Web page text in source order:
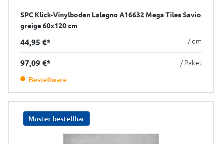
SPC Klick-Vinylboden Lalegno A16632 Mega Tiles Savio
greige 60x120 cm
44,95 €* / qm
97,09 €* / Paket
Bestellware
Muster bestellbar